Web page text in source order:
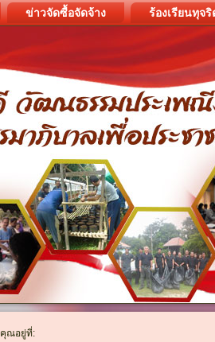
ข่าวจัดซื้อจัดจ้าง ร้องเรียนทุจริ
คุณอยู่ที่: